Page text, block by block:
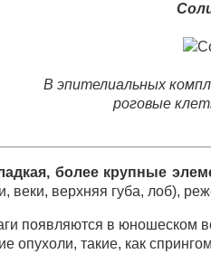
В эпителиальных
роговые
более крупные
веки, верхняя губа, лоб),
появляются в юношеском
опухоли, такие, как